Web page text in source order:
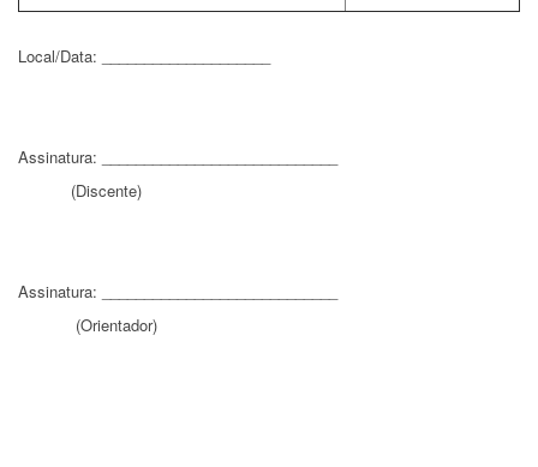
Local/Data: ____________________
Assinatura: ____________________________
(Discente)
Assinatura: ____________________________
(Orientador)